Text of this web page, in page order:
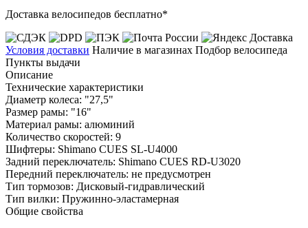
Доставка велосипедов бесплатно*
Условия доставки Наличие в магазинах Подбор велосипеда
Пункты выдачи
Описание
Технические характеристики
Диаметр колеса: "27,5"
Размер рамы: "16"
Материал рамы: алюминий
Количество скоростей: 9
Шифтеры: Shimano CUES SL-U4000
Задний переключатель: Shimano CUES RD-U3020
Передний переключатель: не предусмотрен
Тип тормозов: Дисковый-гидравлический
Тип вилки: Пружинно-эластамерная
Общие свойства